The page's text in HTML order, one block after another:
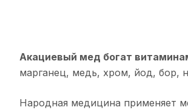
Акациевый мед богат
марганец, медь, хром, йод, бор,
Народная медицина применяет